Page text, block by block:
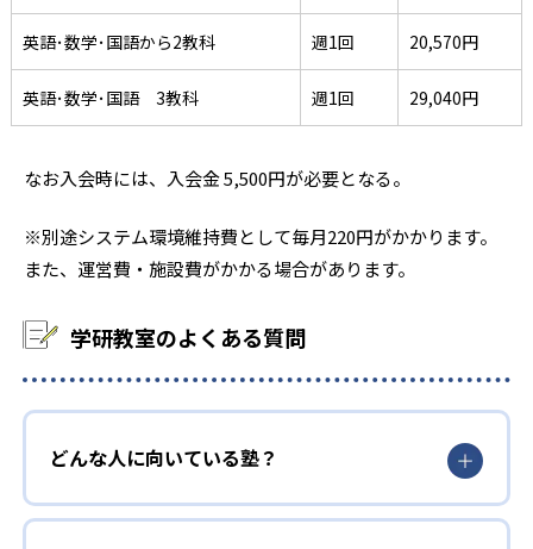
英語･数学･国語から2教科 週1回 20,570円
英語･数学･国語 3教科 週1回 29,040円
なお入会時には、入会金 5,500円が必要となる。
※別途システム環境維持費として毎月220円がかかります。
また、運営費・施設費がかかる場合があります。
学研教室のよくある質問
どんな人に向いている塾？